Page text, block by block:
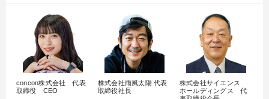
concon株式会社 代表
取締役 CEO
株式会社雨風太陽 代表
取締役社長
株式会社サイエンス
ホールディングス 代